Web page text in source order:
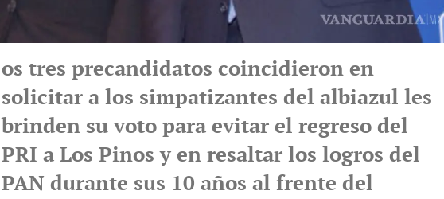
os tres precandidatos coincidieron en
solicitar a los simpatizantes del albiazul les
brinden su voto para evitar el regreso del
PRI a Los Pinos y en resaltar los logros del
PAN durante sus 10 años al frente del